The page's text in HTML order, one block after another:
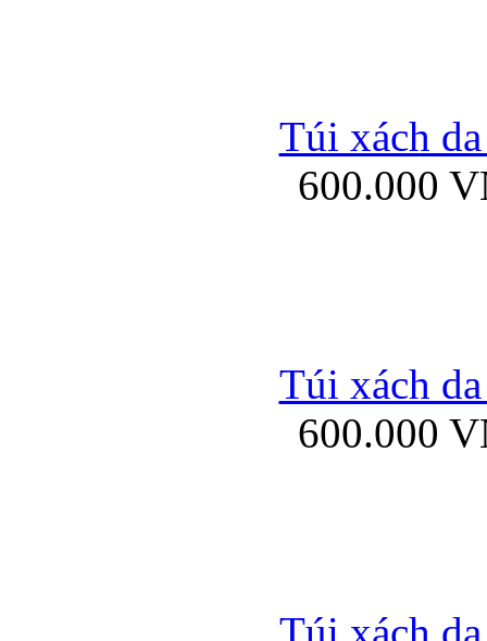
Ốp lưng Samsung
Ốp lưng
Túi xách
600.000
Túi xách
600.000